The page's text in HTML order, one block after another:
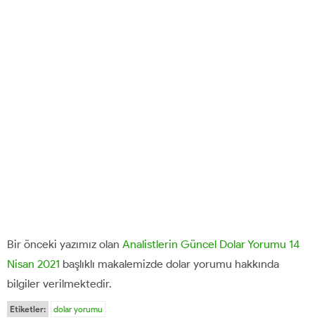
Bir önceki yazımız olan Analistlerin Güncel Dolar Yorumu 14
Nisan 2021 başlıklı makalemizde dolar yorumu hakkında
bilgiler verilmektedir.
Etiketler: dolar yorumu